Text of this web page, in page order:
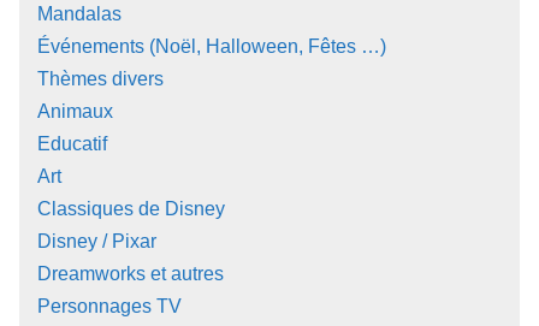
Mandalas
Événements (Noël, Halloween, Fêtes …)
Thèmes divers
Animaux
Educatif
Art
Classiques de Disney
Disney / Pixar
Dreamworks et autres
Personnages TV